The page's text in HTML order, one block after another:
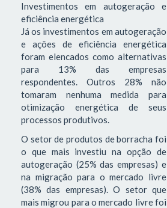
Investimentos em autogeração e
eficiência energética
Já os investimentos em autogeração
e ações de eficiência energética
foram elencados como alternativas
para 13% das empresas
respondentes. Outros 28% não
tomaram nenhuma medida para
otimização energética de seus
processos produtivos.
O setor de produtos de borracha foi
o que mais investiu na opção de
autogeração (25% das empresas) e
na migração para o mercado livre
(38% das empresas). O setor que
mais migrou para o mercado livre foi